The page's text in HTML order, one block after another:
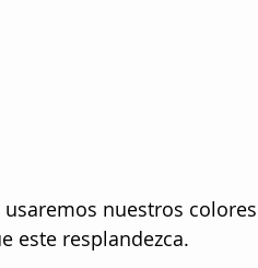
nuestros
este resplandezca.